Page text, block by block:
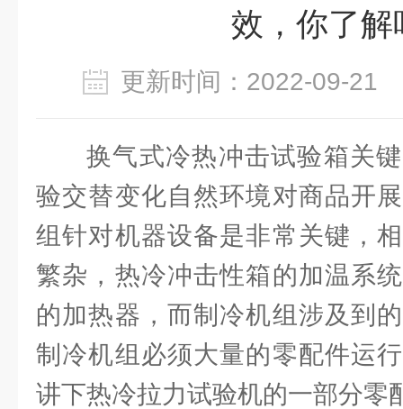
效，你了解
更新时间：2022-09-
换气式冷热冲击试验箱关
验交替变化自然环境对商品开
组针对机器设备是非常关键，
繁杂，热冷冲击性箱的加温系
的加热器，而制冷机组涉及到
制冷机组必须大量的零配件运
讲下热冷拉力试验机的一部分零